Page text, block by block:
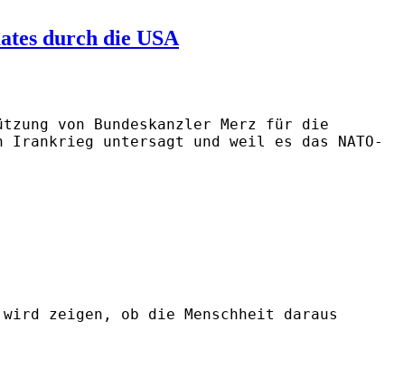
durch die USA
von Bundeskanzler Merz für die
untersagt und weil es das NATO-
zeigen, ob die Menschheit daraus